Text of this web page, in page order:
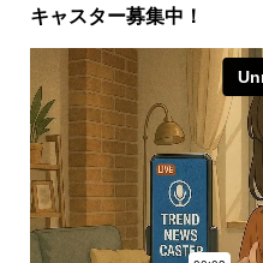
キャスター募集中！